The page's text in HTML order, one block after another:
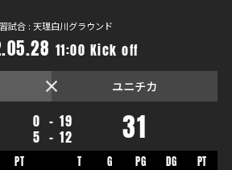
試合 : 天理白川グラウンド
11:00 Kick off
ユニチカ
0 - 19
5 - 12 31
PT T G PG DG
PT